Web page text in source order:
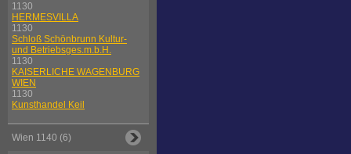
1130
HERMESVILLA
1130
Schloß Schönbrunn Kultur-
und Betriebsges.m.b.H.
1130
KAISERLICHE WAGENBURG
WIEN
1130
Kunsthandel Keil
Wien 1140 (6)